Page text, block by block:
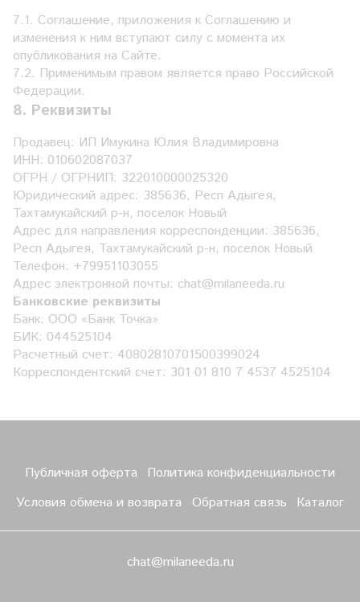
7.1. Соглашение, приложения к Соглашению и
изменения к ним вступают силу с момента их
опубликования на Сайте.
7.2. Применимым правом является право Российской
Федерации.
8. Реквизиты
Продавец: ИП Имукина Юлия Владимировна
ИНН: 010602087037
ОГРН / ОГРНИП: 322010000025320
Юридический адрес: 385636, Респ Адыгея,
Тахтамукайский р-н, поселок Новый
Адрес для направления корреспонденции: 385636,
Респ Адыгея, Тахтамукайский р-н, поселок Новый
Телефон: +79951103055
Адрес электронной почты: chat@milaneeda.ru
Банковские реквизиты
Банк: ООО «Банк Точка»
БИК: 044525104
Расчетный счет: 40802810701500399024
Корреспондентский счет: 301 01 810 7 4537 4525104
Публичная оферта
Политика конфиденциальности
Условия обмена и возврата
Обратная связь Каталог
chat@milaneeda.ru